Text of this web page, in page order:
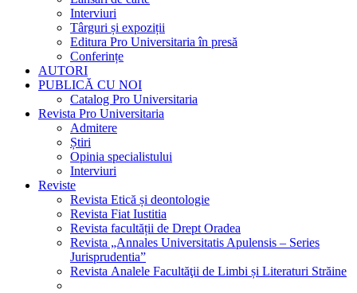
Interviuri
Târguri și expoziții
Editura Pro Universitaria în presă
Conferințe
AUTORI
PUBLICĂ CU NOI
Catalog Pro Universitaria
Revista Pro Universitaria
Admitere
Știri
Opinia specialistului
Interviuri
Reviste
Revista Etică și deontologie
Revista Fiat Iustitia
Revista facultății de Drept Oradea
Revista „Annales Universitatis Apulensis – Series
Jurisprudentia”
Revista Analele Facultăţii de Limbi și Literaturi Străine